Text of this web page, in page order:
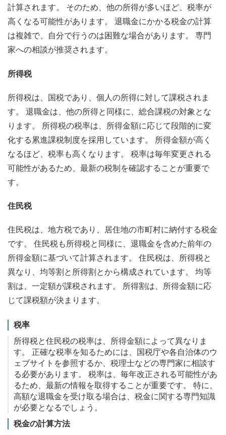
計算されます。 そのため、他の所得が多いほど、税率が
高くなる可能性があります。 退職金にかかる税金の計算
は複雑で、自分で行うのは困難な場合があります。 専門
家への相談が推奨されます。
所得税
所得税は、国税であり、個人の所得に対して課税されま
す。 退職金は、他の所得と同様に、総合課税の対象とな
ります。 所得税の税率は、所得金額に応じて段階的に変
化する累進課税制度を採用しています。 所得金額が高く
なるほど、税率も高くなります。 税率は毎年変更される
可能性があるため、最新の税制を確認することが重要で
す。
住民税
住民税は、地方税であり、居住地の市町村に納付する税金
です。 住民税も所得税と同様に、退職金を含めた前年の
所得金額に基づいて計算されます。 住民税は、所得税と
異なり、均等割と所得割とから構成されています。 均等
割は、一定額が課税されます。 所得割は、所得金額に応
じて課税額が決まります。
税率
所得税と住民税の税率は、所得金額によって異なりま
す。 正確な税率を知るためには、国税庁や各自治体のウ
ェブサイトを参照するか、税理士などの専門家に相談す
る必要があります。 税率は、毎年改正される可能性があ
るため、最新の情報を取得することが重要です。 特に、
高額な退職金を受け取る場合は、税金に関する専門知識
が必要となるでしょう。
税金の計算方法